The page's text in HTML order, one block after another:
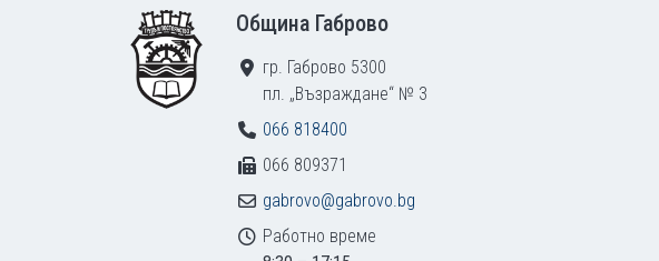
Община Габрово
гр. Габрово 5300
пл. „Възраждане“ № 3
066 818400
066 809371
gabrovo@gabrovo.bg
Работно време